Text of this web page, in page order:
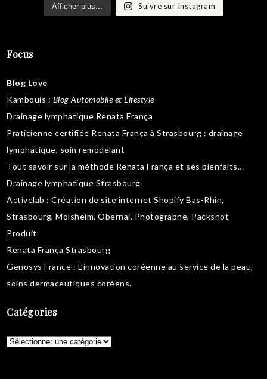
Afficher plus... Suivre sur Instagram
Focus
Blog Love
Kambouis : Blog Automobile et Lifestyle
Drainage lymphatique Renata França
Praticienne certifiée Renata França à Strasbourg : drainage
lymphatique, soin remodelant
Tout savoir sur la méthode Renata França et ses bienfaits…
Drainage lymphatique Strasbourg
Activelab : Création de site internet Shopify Bas-Rhin,
Strasbourg, Molsheim, Obernai. Photographe, Packshot
Produit
Renata França Strasbourg
Genosys France : L’innovation coréenne au service de la peau,
soins dermaceutiques coréens.
Catégories
Catégories